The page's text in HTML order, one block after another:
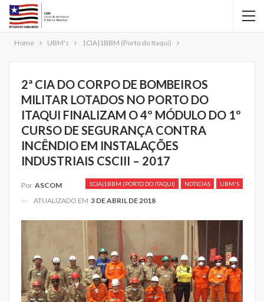
Home UBM's 1CIA|1BBM (Porto do Itaqui)
2ª CIA DO CORPO DE BOMBEIROS
MILITAR LOTADOS NO PORTO DO
ITAQUI FINALIZAM O 4º MÓDULO DO 1º
CURSO DE SEGURANÇA CONTRA
INCÊNDIO EM INSTALAÇÕES
INDUSTRIAIS CSCIII – 2017
1CIA|1BBM (PORTO DO ITAQUI) NOTICIAS UBM'S
Por ASCOM
ATUALIZADO EM 3 DE ABRIL DE 2018